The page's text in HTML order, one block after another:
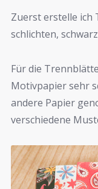
Zuerst erstelle
schlichten,
Für die
Motivpapier sehr
andere Papier
verschiedene